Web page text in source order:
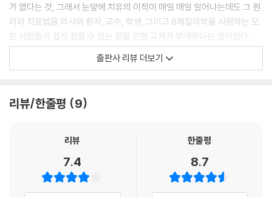
체질의학에는 다음과 같은 대전제가 있다: “인체는 선천적으로 특정한 배
열을 지속적으로 유지하는 오장오부의 시스템이다. 이로부터 오장오부에
서 생성된 오행의 기의 배열에도 특정한 패턴이 있다. 이 패턴은 일생을 두
고 변하지 않는다. 그것은 인체에 발생하는 생리나 병리에 특징적 경향성
을 형성케 한다. 이것이 바로 체질이다.”
어로를 주로 하는 해양민족이 합쳐져 …… 다양한 체질분포를 이루고 있다.
인체가 질병의 상태에 빠지면 장부가 과도불균형에 이르게 되는데, 이때
가 없다는 것, 그래서 눈앞에 치유의 이적이 매일 매일 일어나는데도 그 원
리와 치료법을 의사와 환자, 교수, 학생, 그리고 8체질의학을 사랑하는 모
든 사람들이 쉽게 접할 수 있는 믿을 만한 교재가 부재하다는 것이었다.
저자 주석원(주원장한의원 원장)은 특이한 이력의 소유자다. 생뚱맞게도
athematics)으로 건축된 학문이다. 저자의 이러한 배경은 예기치 않게
치밀하게 분석할 수 있는 더없이 고마운 이론적 바탕이 된 것이다.
수학적 법칙으로 운행되고 있는 인체!!
수학의 원리 위에 서 있는 8체질의학!!
출판사 리뷰 더보기
리뷰/한줄평 9
리뷰
7.4
한줄평
8.7